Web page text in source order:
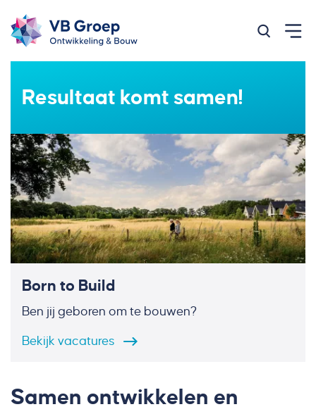
Zoeken
Resultaat komt samen!
Born to Build
Ben jij geboren om te bouwen?
Bekijk vacatures
Samen ontwikkelen en